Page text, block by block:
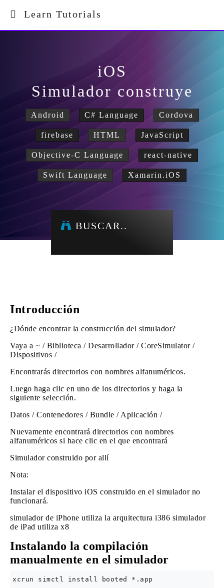
Learn Tutorials
iOS
Simulador construye
Android C# Language Cordova
firebase HTML JavaScript
Objective-C Language react-native
Swift Language Xamarin.iOS
BUSCAR..
Introducción
¿Dónde encontrar la construcción del simulador?
Vaya a ~ / Biblioteca / Desarrollador / CoreSimulator /
Dispositivos /
Encontrarás directorios con nombres alfanuméricos.
Luego haga clic en uno de los directorios y haga la
siguiente selección.
Datos / Contenedores / Bundle / Aplicación /
Nuevamente encontrará directorios con nombres
alfanuméricos si hace clic en el que encontrará
Simulador construido por allí
Nota:
Instalar el dispositivo iOS construido en el simulador no
funcionará.
simulador de iPhone utiliza la arquitectura i386 simulador
de iPad utiliza x8
Instalando la compilación
manualmente en el simulador